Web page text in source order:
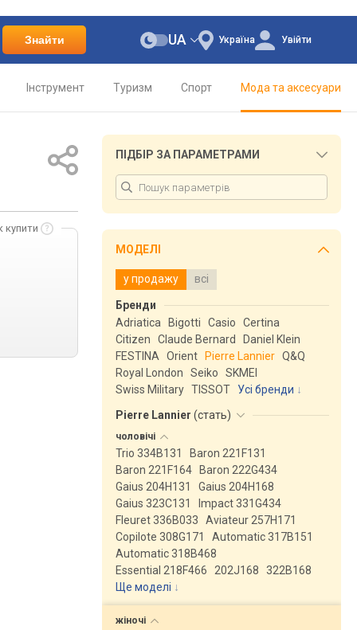
Знайти Україна
UA Увійти
Інструмент Туризм Спорт Мода та аксесуари
купити
ПІДБІР ЗА ПАРАМЕТРАМИ
МОДЕЛІ
у продажу всі
Бренди
Adriatica
Bigotti Casio
Certina
Citizen
Claude Bernard
Daniel Klein
FESTINA
Orient Pierre Lannier Q&Q
Royal London
Seiko
SKMEI
Swiss Military TISSOT
Усі бренди
Pierre Lannier (стать)
чоловічі
Trio 334B131
Baron 221F131
Baron 221F164
Baron 222G434
Gaius 204H131
Gaius 204H168
Gaius 323C131
Impact 331G434
Fleuret 336B033
Aviateur 257H171
Copilote 308G171
Automatic 317B151
Automatic 318B468
Essential 218F466
202J168
322B168
Ще моделі ↓
жіночі